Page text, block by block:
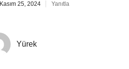
Kasım 25, 2024 Yanıtla
Yürek